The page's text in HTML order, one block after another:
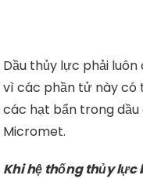
Dầu thủy lực phải
vì các phần tử này có
các hạt bẩn trong
Micromet.
Khi hệ thống thủy lực